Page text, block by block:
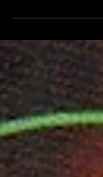
Após três anos
com o CD
referência a...